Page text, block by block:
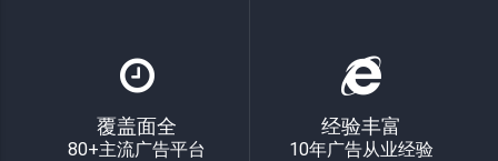
覆盖面全
80+主流广告平台
经验丰富
10年广告从业经验